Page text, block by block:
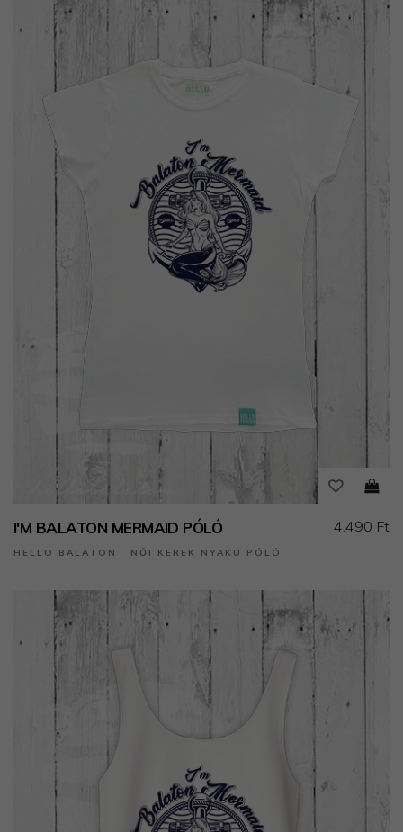
I'M BALATON MERMAID PÓLÓ
HELLO BALATON ˙ NŐI KEREK NYAKÚ PÓLÓ
4.490 Ft